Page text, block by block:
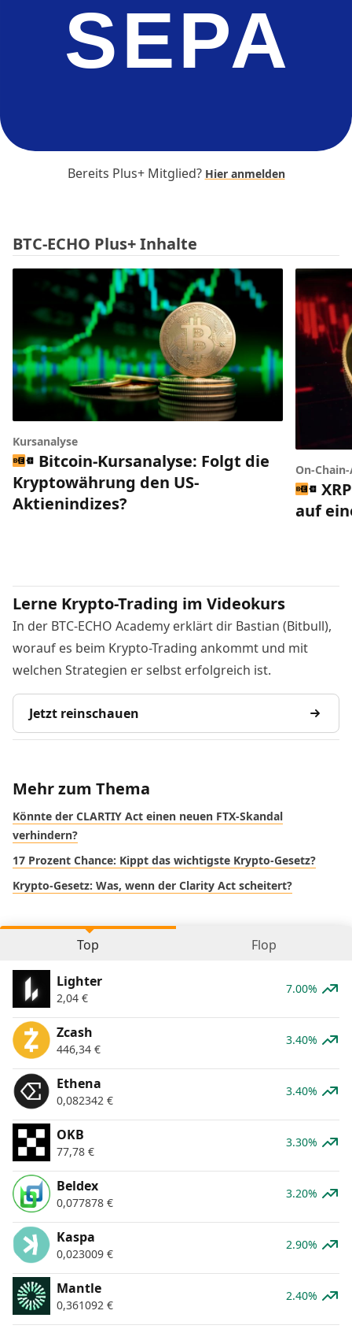
SEPA
Bereits Plus+ Mitglied? Hier anmelden
BTC-ECHO Plus+ Inhalte
Kursanalyse
Bitcoin-Kursanalyse: Folgt die
Kryptowährung den US-
Aktienindizes?
On-
auf
Lerne Krypto-Trading im Videokurs
In der BTC-ECHO Academy erklärt dir Bastian (Bitbull),
worauf es beim Krypto-Trading ankommt und mit
welchen Strategien er selbst erfolgreich ist.
Jetzt reinschauen
Mehr zum Thema
Könnte der CLARTIY Act einen neuen FTX-Skandal
verhindern?
17 Prozent Chance: Kippt das wichtigste Krypto-Gesetz?
Krypto-Gesetz: Was, wenn der Clarity Act scheitert?
Top Flop
Lighter
2,04 €
7.00%
Zcash
446,34 €
3.40%
Ethena
0,082342 €
3.40%
OKB
77,78 €
3.30%
Beldex
0,077878 €
3.20%
Kaspa
0,023009 €
2.90%
Mantle
0,361092 €
2.40%